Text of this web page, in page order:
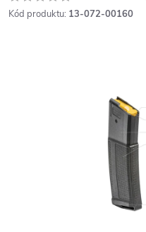
Kód produktu: 13-072-00160